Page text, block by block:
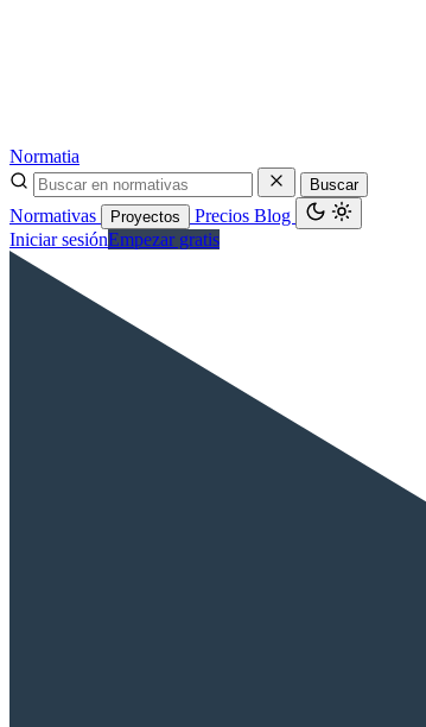
Normatia
Buscar
Normativas Proyectos Precios Blog
Iniciar sesiónEmpezar gratis